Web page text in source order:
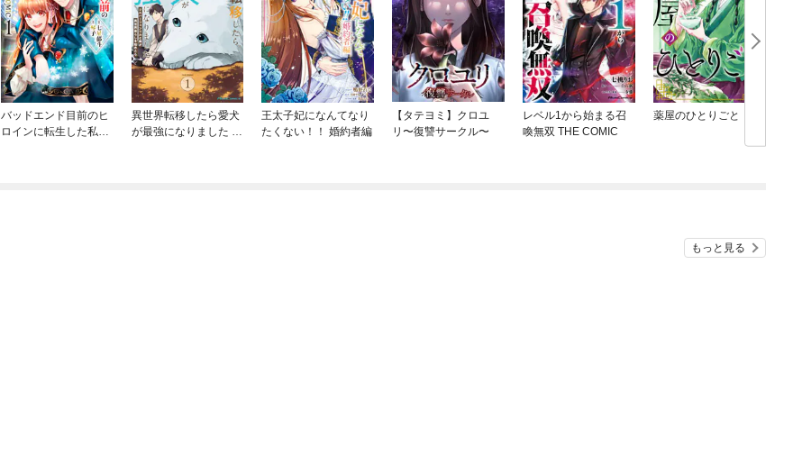
バッドエンド目前のヒ
ロインに転生した私、
異世界転移したら愛犬
が最強になりました ～
王太子妃になんてなり
たくない！！ 婚約者編
【タテヨミ】クロユ
リ〜復讐サークル〜
レベル1から始まる召
喚無双 THE COMIC
薬屋のひとりごと
もっと見る